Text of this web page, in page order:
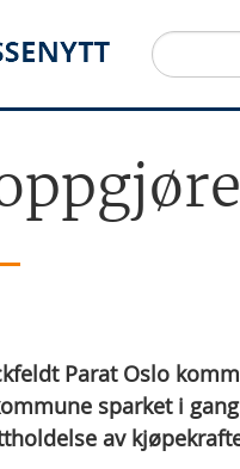
Parat Oslo
sparket i
av